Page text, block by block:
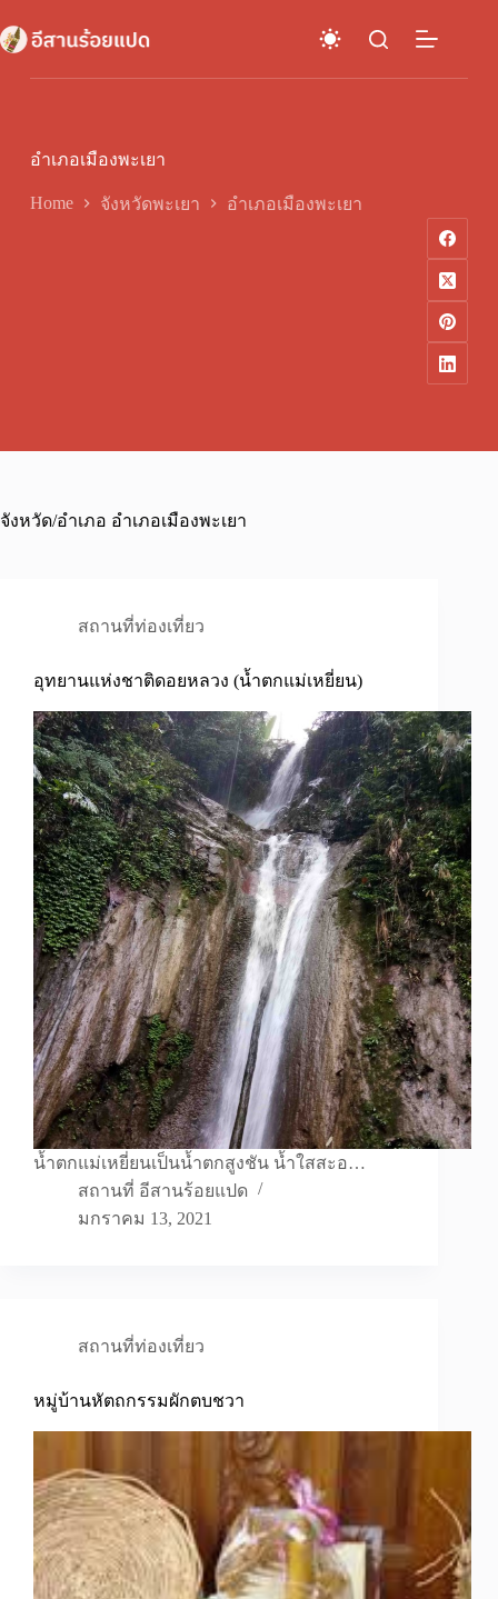
to
content
อำเภอเมืองพะเยา
Home จังหวัดพะเยา อำเภอเมืองพะเยา
จังหวัด/อำเภอ อำเภอเมืองพะเยา
สถานที่ท่องเที่ยว
อุทยานแห่งชาติดอยหลวง (น้ำตกแม่เหยี่ยน)
น้ำตกแม่เหยี่ยนเป็นน้ำตกสูงชัน น้ำใสสะอ…
สถานที่ อีสานร้อยแปด
มกราคม 13, 2021
สถานที่ท่องเที่ยว
หมู่บ้านหัตถกรรมผักตบชวา